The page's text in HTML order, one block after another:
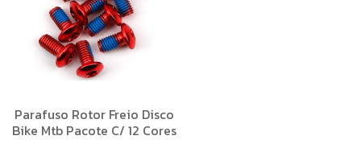
Parafuso Rotor Freio Disco
Bike Mtb Pacote C/ 12 Cores